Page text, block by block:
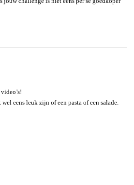
eens leuk zijn of een pasta of een salade.